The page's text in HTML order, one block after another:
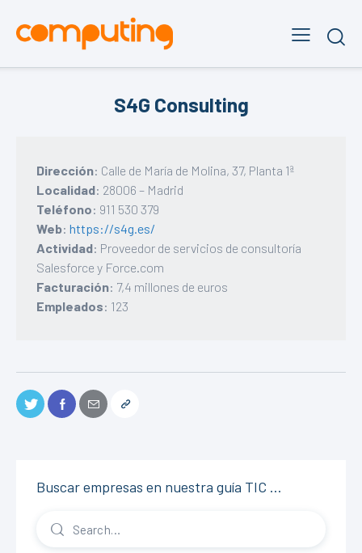
S4G Consulting
Dirección: Calle de María de Molina, 37, Planta 1ª
Localidad: 28006 – Madrid
Teléfono: 911 530 379
Web: https://s4g.es/
Actividad: Proveedor de servicios de consultoría
Salesforce y Force.com
Facturación: 7,4 millones de euros
Empleados: 123
Buscar empresas en nuestra guía TIC …